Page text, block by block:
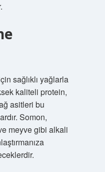
sağlıklı yağlarla
kaliteli protein,
asitleri bu
Somon,
meyve gibi alkali